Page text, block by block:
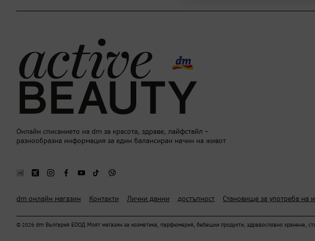
Онлайн списанието на dm за красота, здраве, лайфстайл –
разнообразна информация за един балансиран начин на живот
dm онлайн магазин Контакти Лични данни достъпност Становище за употреба на
© 2026 dm България ЕООД Моят магазин за козметика, парфюмерия, бебешки продукти, здравословно хранене,